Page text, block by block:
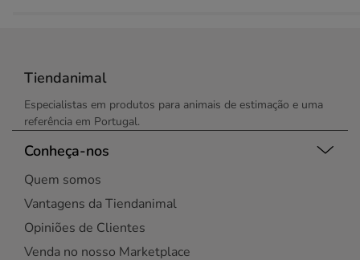
Tiendanimal
Especialistas em produtos para animais de estimação e uma
referência em Portugal.
Conheça-nos
Quem somos
Vantagens da Tiendanimal
Opiniões de Clientes
Venda no nosso Marketplace